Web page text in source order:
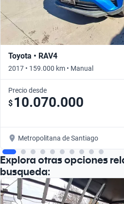
Toyota • RAV4
2017 • 159.000 km • Manual
Precio desde
$ 10.070.000
Metropolitana de Santiago
Explora otras opciones
busqueda: